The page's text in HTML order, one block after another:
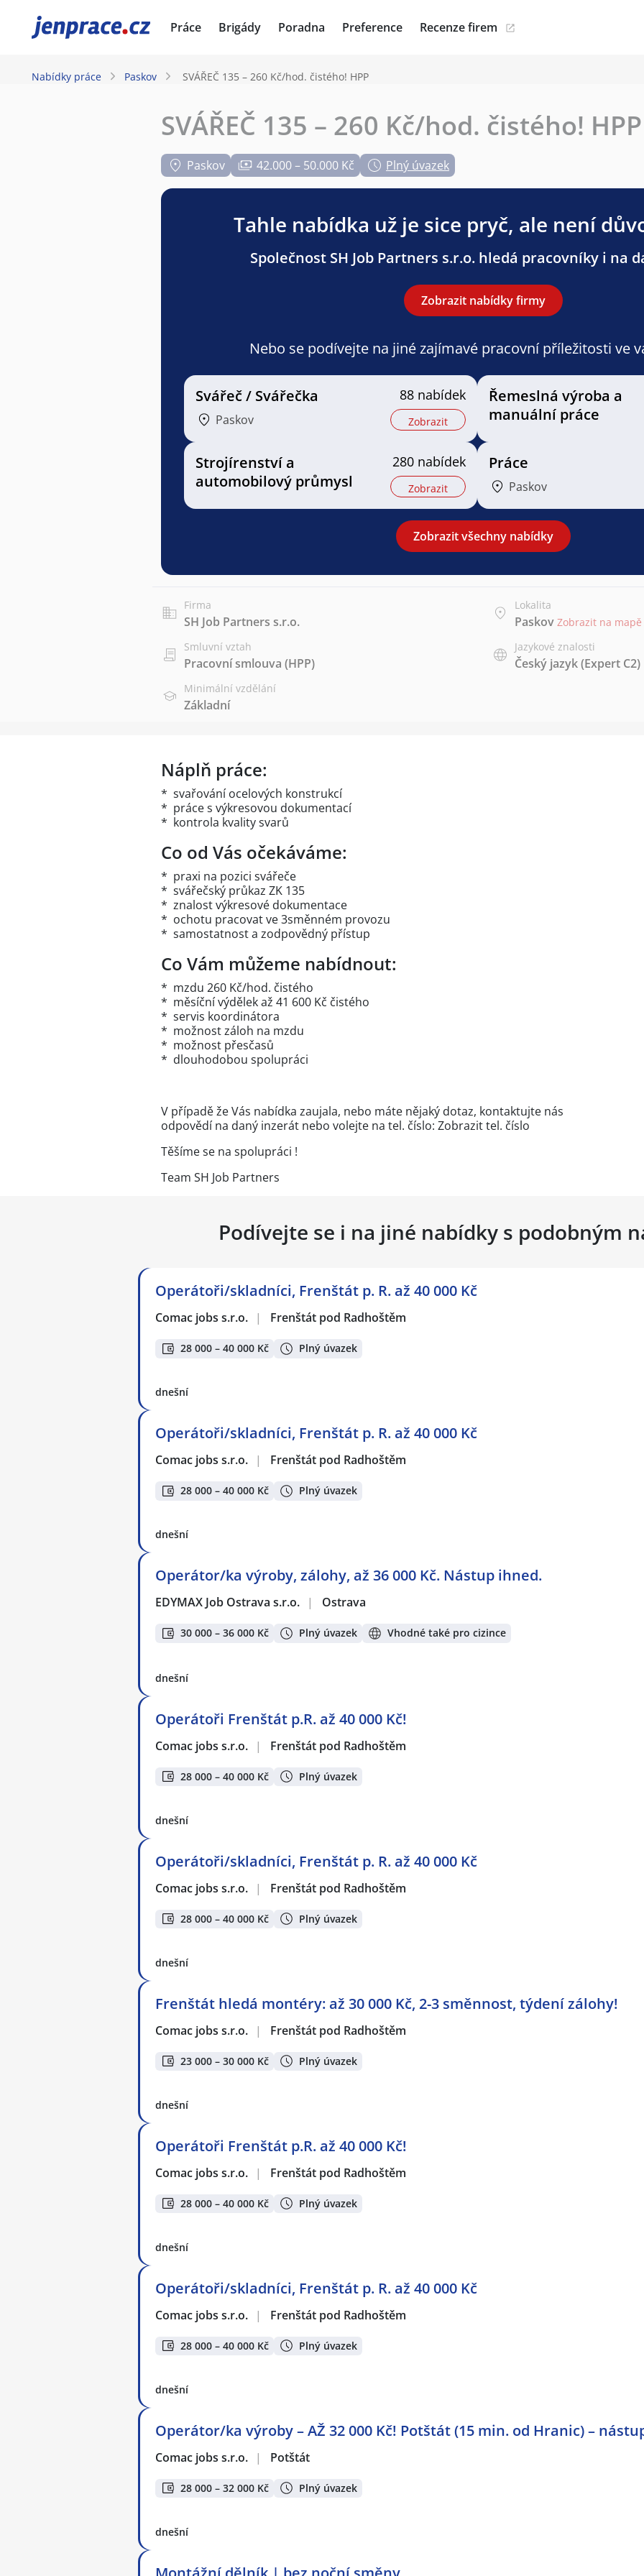
JenPráce.cz Práce Brigády Poradna Preference Recenze firem
Nabídky práce Paskov SVÁŘEČ 135 – 260 Kč/hod. čistého! HPP
SVÁŘEČ 135 – 260 Kč/hod. čistého! HPP
Paskov 42.000 – 50.000 Kč Plný úvazek
Tahle nabídka už je sice pryč, ale není
Společnost SH Job Partners s.r.o. hledá pracovníky i na
Zobrazit nabídky firmy
Nebo se podívejte na jiné zajímavé pracovní příležitosti ve
Svářeč / Svářečka
Paskov
88 nabídek
Zobrazit
Řemeslná výroba a
manuální práce
Strojírenství a
automobilový průmysl
280 nabídek
Zobrazit
Práce
Paskov
Zobrazit všechny nabídky
Firma
SH Job Partners s.r.o.
Lokalita
Paskov Zobrazit na mapě
Smluvní vztah
Pracovní smlouva (HPP)
Jazykové znalosti
Český jazyk(Expert C2)
Minimální vzdělání
Základní
Náplň práce:
* svařování ocelových konstrukcí
* práce s výkresovou dokumentací
* kontrola kvality svarů
Co od Vás očekáváme:
* praxi na pozici svářeče
* svářečský průkaz ZK 135
* znalost výkresové dokumentace
* ochotu pracovat ve 3směnném provozu
* samostatnost a zodpovědný přístup
Co Vám můžeme nabídnout:
* mzdu 260 Kč/hod. čistého
* měsíční výdělek až 41 600 Kč čistého
* servis koordinátora
* možnost záloh na mzdu
* možnost přesčasů
* dlouhodobou spolupráci
V případě že Vás nabídka zaujala, nebo máte nějaký dotaz, kontaktujte nás
odpovědí na daný inzerát nebo volejte na tel. číslo: Zobrazit tel. číslo
Těšíme se na spolupráci !
Team SH Job Partners
Podívejte se i na jiné nabídky s podobným
Operátoři/skladníci, Frenštát p. R. až 40 000 Kč
Comac jobs s.r.o. | Frenštát pod Radhoštěm
28 000 – 40 000 Kč Plný úvazek
dnešní
Operátoři/skladníci, Frenštát p. R. až 40 000 Kč
Comac jobs s.r.o. | Frenštát pod Radhoštěm
28 000 – 40 000 Kč Plný úvazek
dnešní
Operátor/ka výroby, zálohy, až 36 000 Kč. Nástup ihned.
EDYMAX Job Ostrava s.r.o. | Ostrava
30 000 – 36 000 Kč Plný úvazek Vhodné také pro cizince
dnešní
Operátoři Frenštát p.R. až 40 000 Kč!
Comac jobs s.r.o. | Frenštát pod Radhoštěm
28 000 – 40 000 Kč Plný úvazek
dnešní
Operátoři/skladníci, Frenštát p. R. až 40 000 Kč
Comac jobs s.r.o. | Frenštát pod Radhoštěm
28 000 – 40 000 Kč Plný úvazek
dnešní
Frenštát hledá montéry: až 30 000 Kč, 2-3 směnnost, týdení zálohy!
Comac jobs s.r.o. | Frenštát pod Radhoštěm
23 000 – 30 000 Kč Plný úvazek
dnešní
Operátoři Frenštát p.R. až 40 000 Kč!
Comac jobs s.r.o. | Frenštát pod Radhoštěm
28 000 – 40 000 Kč Plný úvazek
dnešní
Operátoři/skladníci, Frenštát p. R. až 40 000 Kč
Comac jobs s.r.o. | Frenštát pod Radhoštěm
28 000 – 40 000 Kč Plný úvazek
dnešní
Operátor/ka výroby – AŽ 32 000 Kč! Potštát (15 min. od Hranic) –
Comac jobs s.r.o. | Potštát
28 000 – 32 000 Kč Plný úvazek
dnešní